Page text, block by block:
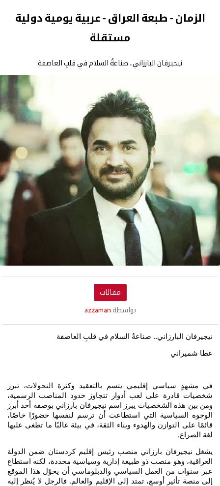
الزمان - طبعة العراق - عربية يومية دولية
مستقلة
نيجيرفان البارزاني.. صناعةُ السلام في قلبِ العاصفة
مقالات
بواسطة azzaman
نيجيرفان البارزاني.. صناعةُ السلام في قلبِ العاصفة
عطا شميراني
في مشهدٍ سياسي إقليمي يتسم بالتعقيد وكثرة التحولات، تبرز
شخصيات قادرة على لعب أدوار تتجاوز حدود المناصب الرسمية،
ومن بين هذه الشخصيات يبرز اسم نيجيرفان بارزاني بوصفه أحد أبرز
الوجوه السياسية التي استطاعت أن ترسم لنفسها حضورًا خاصًا،
قائمًا على التوازن والهدوء وبناء الثقة، في بيئة غالبًا ما تطغى عليها
لغة الصراع.
يشغل نيجيرفان بارزاني منصب رئيس إقليم كردستان ضمن الدولة
العراقية، وهو منصب ذو طبيعة إدارية وسياسية محددة، لكنه استطاع
عبر سنوات من العمل السياسي والدبلوماسي أن يحوّل هذا الموقع
إلى منصة تأثير أوسع، تمتد إلى الإقليم والعالم. فالرجل لا يُنظر إليه